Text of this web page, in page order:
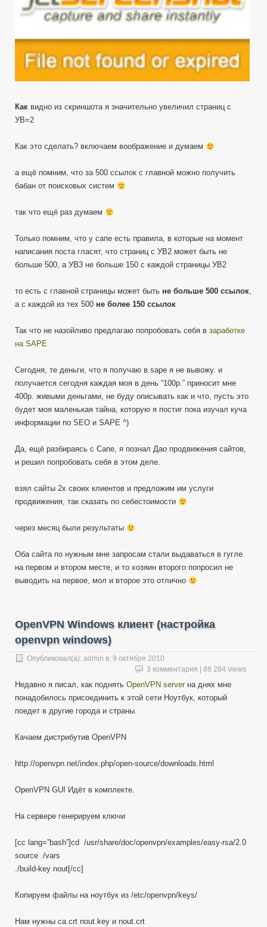
Как видно из скриншота я значительно увеличил страниц с
УВ=2
Как это сделать? включаем воображение и думаем
а ещё помним, что за 500 ссылок с главной можно получить
бабан от поисковых систем
так что ещё раз думаем
Только помним, что у сапе есть правила, в которые на момент
написания поста гласят, что страниц с УВ2 может быть не
больше 500, а УВ3 не больше 150 с каждой страницы УВ2
то есть с главной страницы может быть не больше 500 ссылок,
а с каждой из тех 500 не более 150 ссылок
Так что не назойливо предлагаю попробовать себя в заработке
на SAPE
Сегодня, те деньги, что я получаю в sape я не вывожу. и
получается сегодня каждая моя в день “100р.” приносит мне
400р. живыми деньгами, не буду описывать как и что, пусть это
будет моя маленькая тайна, которую я постиг пока изучал куча
информации по SEO и SAPE ^)
Да, ещё разбираясь с Сапе, я познал Дао продвижения сайтов,
и решил попробовать себя в этом деле.
взял сайты 2х своих клиентов и предложим им услуги
продвижения, так сказать по себестоимости
через месяц были результаты
Оба сайта по нужным мне запросам стали выдаваться в гугле
на первом и втором месте, и то хозяин второго попросил не
выводить на первое, мол и второе это отлично
OpenVPN Windows клиент (настройка
openvpn windows)
Опубликовал(а): admin в: 9 октября 2010
3 комментария | 88 284 views
Недавно я писал, как поднять OpenVPN serverна днях мне
понадобилось присоединить к этой сети Ноутбук, который
поедет в другие города и страны.
Качаем дистрибутив OpenVPN
http://openvpn.net/index.php/open-source/downloads.html
OpenVPN GUI Идёт в комплекте.
На сервере генерируем ключи
[cc lang=”bash”]cd /usr/share/doc/openvpn/examples/easy-rsa/2.0
source ./vars
./build-key nout[/cc]
Копируем файлы на ноутбук из /etc/openvpn/keys/
Нам нужны ca.crt nout.key и nout.crt